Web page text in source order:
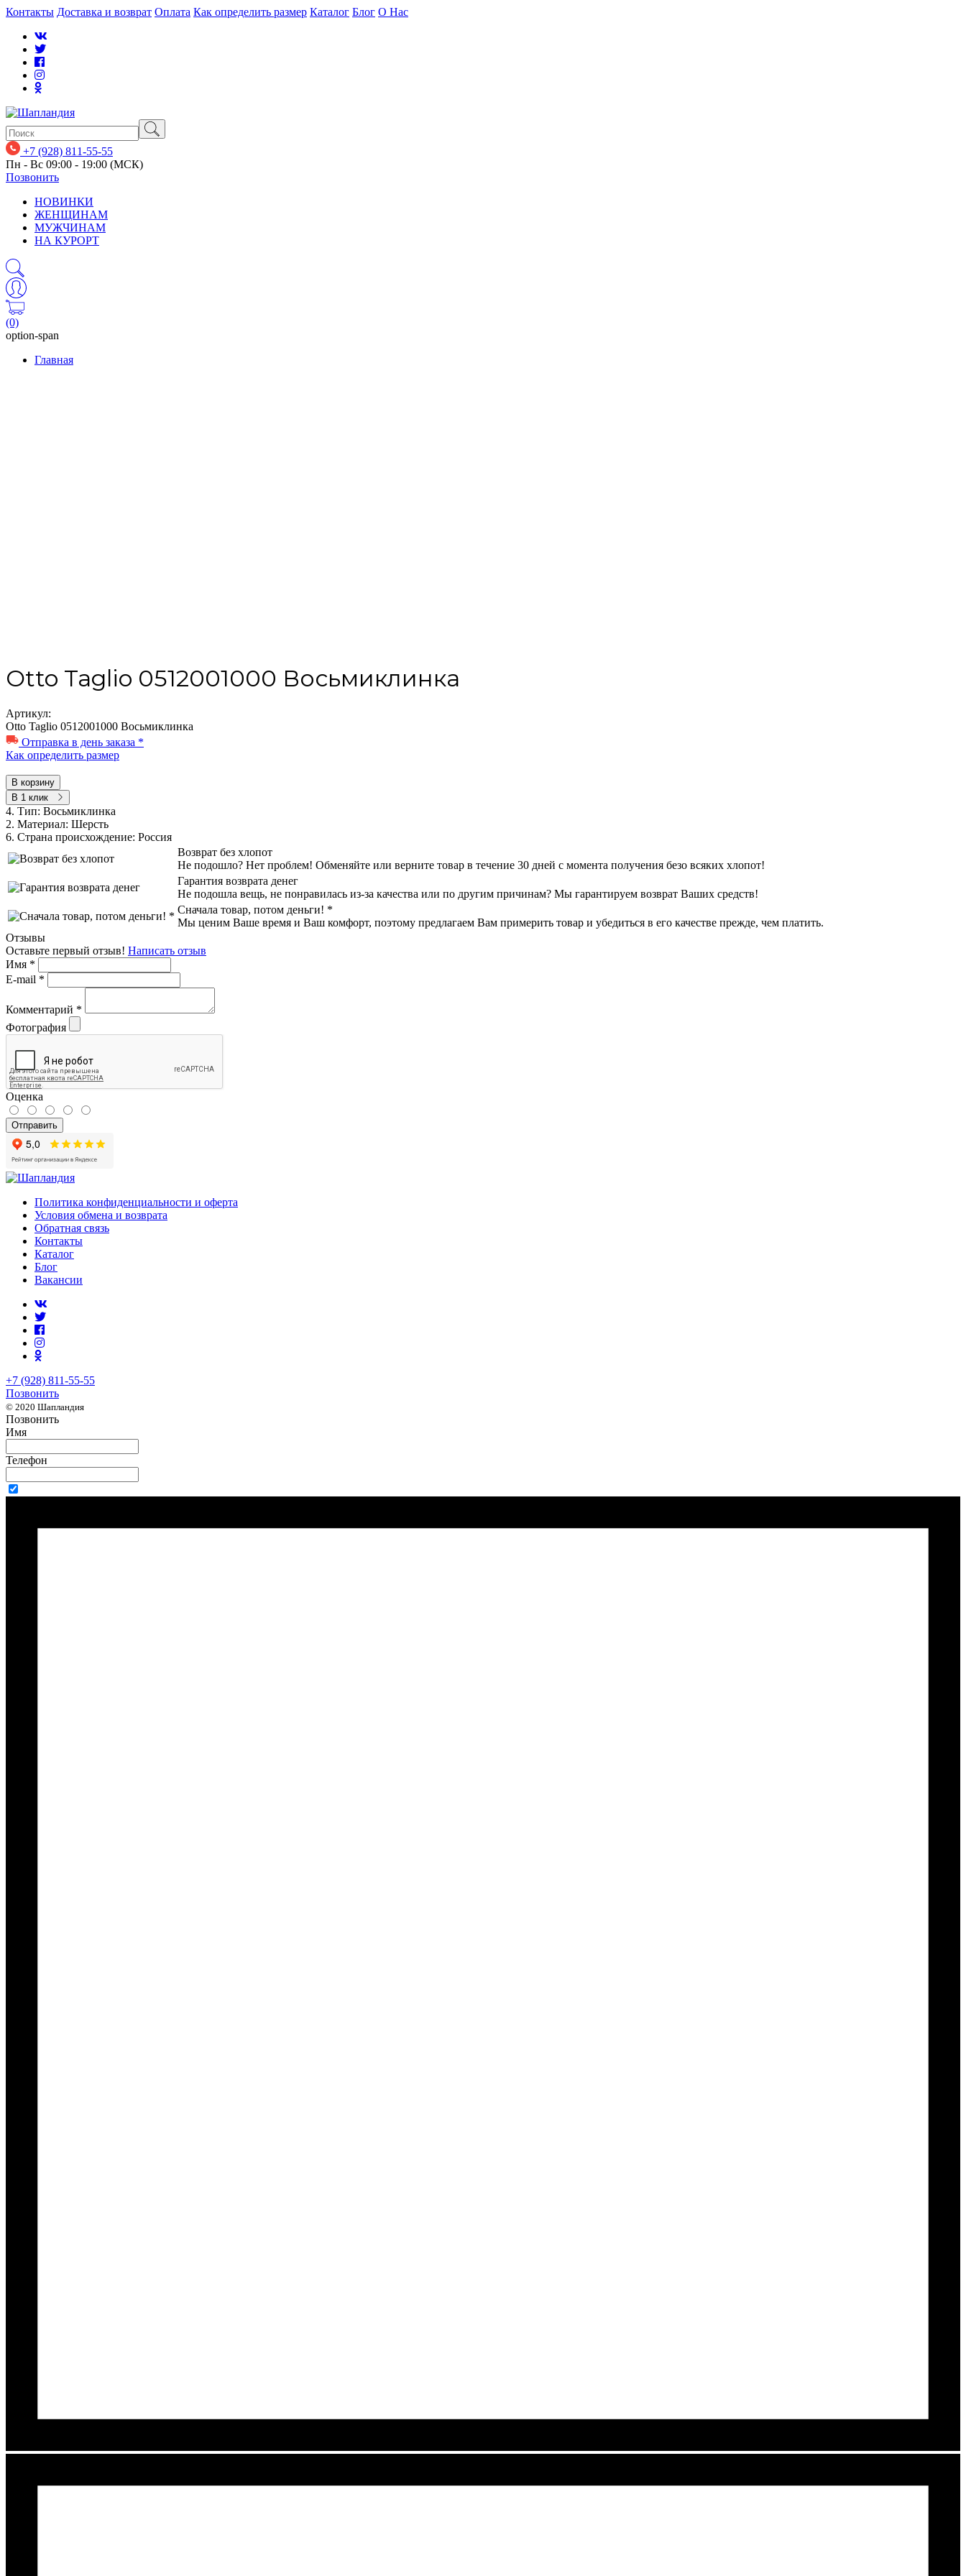
Контакты Доставка и возврат Оплата Как определить размер Каталог Блог О Нас
+7 (928) 811-55-55
Пн - Вс 09:00 - 19:00 (МСК)
Позвонить
НОВИНКИ
ЖЕНЩИНАМ
МУЖЧИНАМ
НА КУРОРТ
(0)
option-span
Главная
Otto Taglio 0512001000 Восьмиклинка
Артикул:
Otto Taglio 0512001000 Восьмиклинка
Отправка в день заказа *
Как определить размер
В корзину
В 1 клик
4. Тип: Восьмиклинка
2. Материал: Шерсть
6. Страна происхождение: Россия
Возврат без хлопот
Не подошло? Нет проблем! Обменяйте или верните товар в течение 30 дней с момента получения безо всяких хлопот!
Гарантия возврата денег
Не подошла вещь, не понравилась из-за качества или по другим причинам? Мы гарантируем возврат Ваших средств!
Сначала товар, потом деньги! *
Мы ценим Ваше время и Ваш комфорт, поэтому предлагаем Вам примерить товар и убедиться в его качестве прежде, чем платить.
Отзывы
Оставьте первый отзыв! Написать отзыв
Имя *
E-mail *
Комментарий *
Фотография
Оценка
Отправить
Политика конфиденциальности и оферта
Условия обмена и возврата
Обратная связь
Контакты
Каталог
Блог
Вакансии
+7 (928) 811-55-55
Позвонить
© 2020 Шапландия
Позвонить
Имя
Телефон